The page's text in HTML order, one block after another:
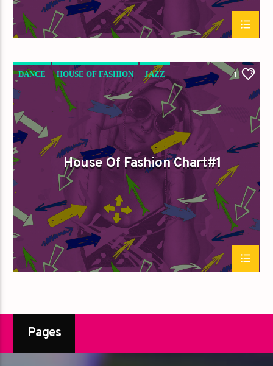
DANCE HOUSE OF FASHION JAZZ
LOVE MUSIC SPRING CHART
1
House Of Fashion Chart#1
Pages